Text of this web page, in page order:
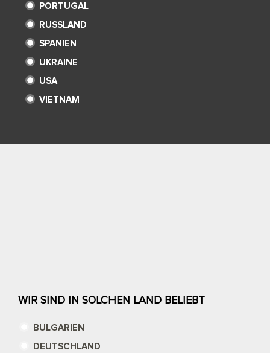
PORTUGAL
RUSSLAND
SPANIEN
UKRAINE
USA
VIETNAM
WIR SIND IN SOLCHEN LAND BELIEBT
BULGARIEN
DEUTSCHLAND